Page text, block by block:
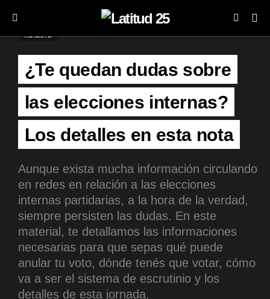
REALIDAD
¿Te quedan dudas sobre
las elecciones internas?
Los detalles en esta nota
Aunque exista mucha información circulando
en redes en relación a las elecciones
internas partidarias, a la hora de la verdad,
siempre persisten las dudas. En este
material, te detallamos las informaciones
necesarias para que sepas qué puede
anular tu voto, dónde tenés que votar, cómo
va a ser el sistema de escrutinio y los
detalles de esta jornada.